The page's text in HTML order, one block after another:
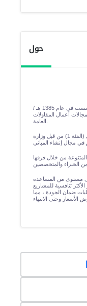
حول
سعودية بارزة تأسست في عام 1385 هـ /
أعمال المقاولات
المرتبة الأولى (الفئة 1) من قبل وزارة
من خلال فرقها
مستوى من المساعدة
تنافسية للمشاريع
ضمان الجودة ، مما